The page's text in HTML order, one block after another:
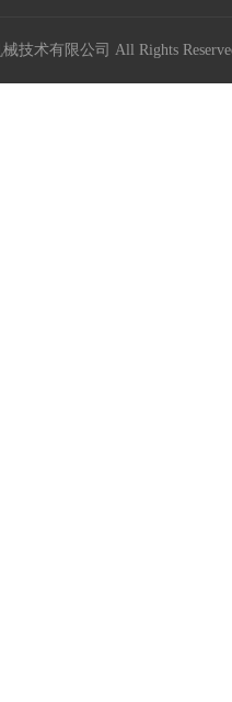
械技术有限公司 All Rights